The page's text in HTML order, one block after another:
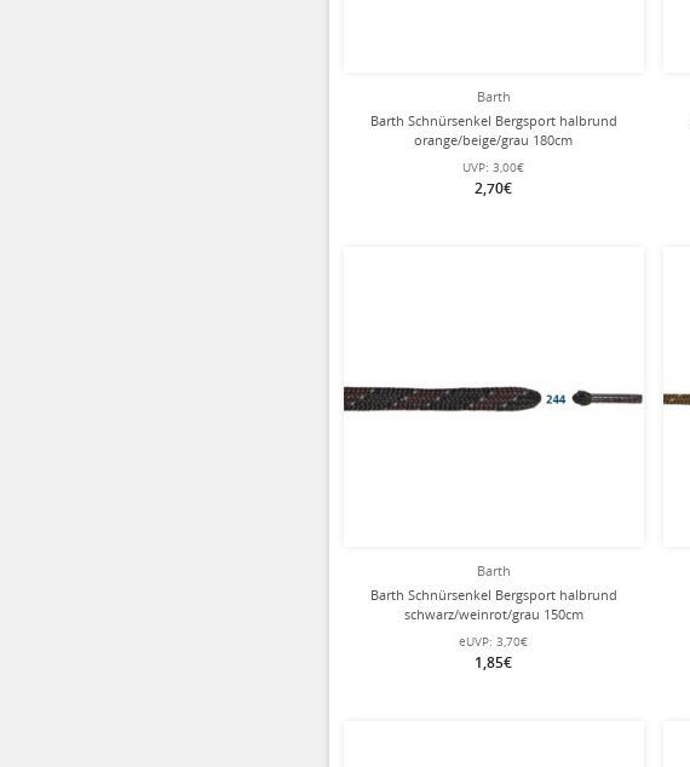
Barth
Barth Schnürsenkel Bergsport halbrund
orange/beige/grau 180cm
UVP: 3,00€
2,70€
Barth
Barth Schnürsenkel Bergsport halbrund
schwarz/weinrot/grau 150cm
eUVP: 3,70€
1,85€